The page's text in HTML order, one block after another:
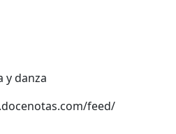
y danza
feed/